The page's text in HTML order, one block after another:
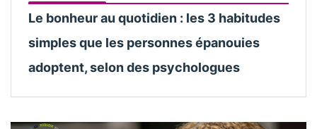
Le bonheur au quotidien : les 3 habitudes
simples que les personnes épanouies
adoptent, selon des psychologues